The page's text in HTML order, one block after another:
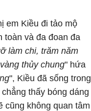
em Kiều đi tảo mộ
toàn và đa đoan đa
làm chi, trăm năm
thủy chung" hứa
", Kiều đã sống trong
thấy bóng dáng
cũng không quan tâm